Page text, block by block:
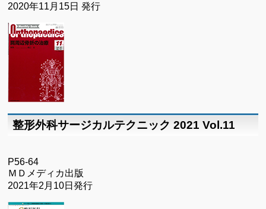
2020年11月15日 発行
整形外科サージカルテクニック 2021 Vol.11
P56-64
ＭＤメディカ出版
2021年2月10日発行